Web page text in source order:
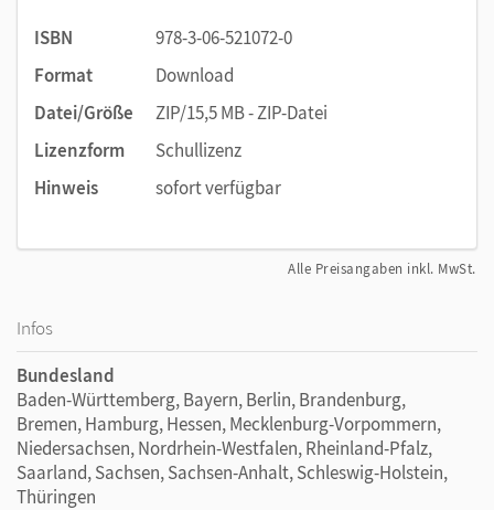
ISBN
978-3-06-521072-0
Format
Download
Datei/Größe
ZIP/15,5 MB - ZIP-Datei
Lizenzform
Schullizenz
Hinweis
sofort verfügbar
Alle Preisangaben inkl. MwSt.
Infos
Bundesland
Baden-Württemberg, Bayern, Berlin, Brandenburg,
Bremen, Hamburg, Hessen, Mecklenburg-Vorpommern,
Niedersachsen, Nordrhein-Westfalen, Rheinland-Pfalz,
Saarland, Sachsen, Sachsen-Anhalt, Schleswig-Holstein,
Thüringen